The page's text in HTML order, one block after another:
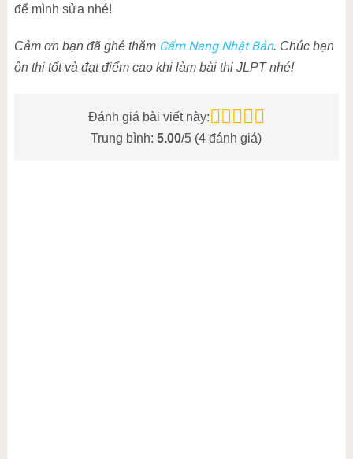
để mình sửa nhé!
Cảm ơn bạn đã ghé thăm Cẩm Nang Nhật Bản. Chúc bạn
ôn thi tốt và đạt điểm cao khi làm bài thi JLPT nhé!
Đánh giá bài viết này:
Trung bình:5.00/5 (4 đánh giá)